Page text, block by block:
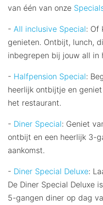
van één van onze
- All inclusive Special: Of
genieten. Ontbijt, lunch,
inbegrepen bij jouw all
- Halfpension Special:
heerlijk ontbijtje en
het restaurant.
- Diner Special: Geniet
ontbijt en een heerlijk 3-
aankomst.
- Diner Special Deluxe:
De Diner Special Deluxe
5-gangen diner op dag